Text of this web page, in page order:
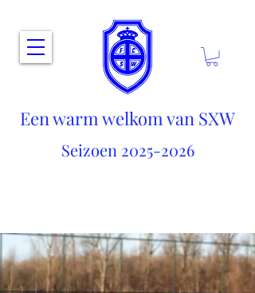
Een warm welkom van SXW
Seizoen 2025-2026